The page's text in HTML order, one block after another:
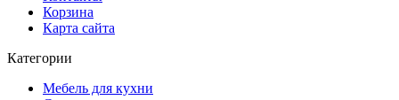
Корзина
Карта сайта
Категории
Мебель для кухни